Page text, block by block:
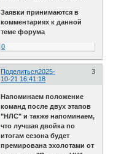
Заявки принимаются в
комментариях к данной
теме форума
0
Поделиться 3
2025-
10-21 16:41:18
Напоминаем положение
команд после двух этапов
"НЛС" и также напоминаем,
что лучшая двойка по
итогам сезона будет
премирована эхолотами от